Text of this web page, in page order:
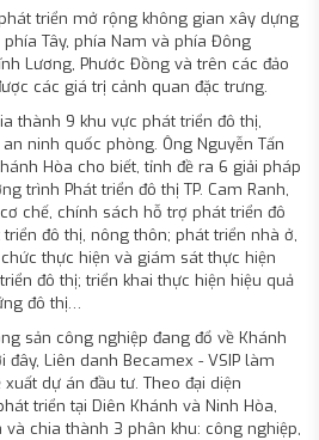
triển mở rộng không gian xây dựng
phía Tây, phía Nam và phía Đông
Lương, Phước Đồng và trên các đảo
các giá trị cảnh quan đặc trưng.
thành 9 khu vực phát triển đô thị,
ninh quốc phòng. Ông Nguyễn Tấn
Hòa cho biết, tỉnh đề ra 6 giải pháp
trình Phát triển đô thị TP. Cam Ranh,
chế, chính sách hỗ trợ phát triển đô
đô thị, nông thôn; phát triển nhà ở,
thực hiện và giám sát thực hiện
đô thị; triển khai thực hiện hiệu quả
đô thị…
sản công nghiệp đang đổ về Khánh
đây, Liên danh Becamex - VSIP làm
dự án đầu tư. Theo đại diện
triển tại Diên Khánh và Ninh Hòa,
chia thành 3 phân khu: công nghiệp,